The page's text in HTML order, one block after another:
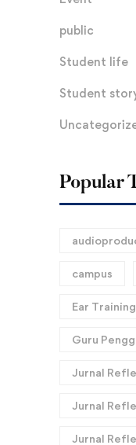
public
Student life
Student
Popular
campus
Ear Training
Guru
Jurnal
Jurnal
Jurnal